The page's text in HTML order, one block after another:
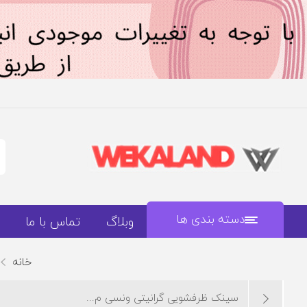
دسته بندی ها وبلاگ تماس با ما
خانه
سینک ظرفشویی گرانیتی ونسی م...